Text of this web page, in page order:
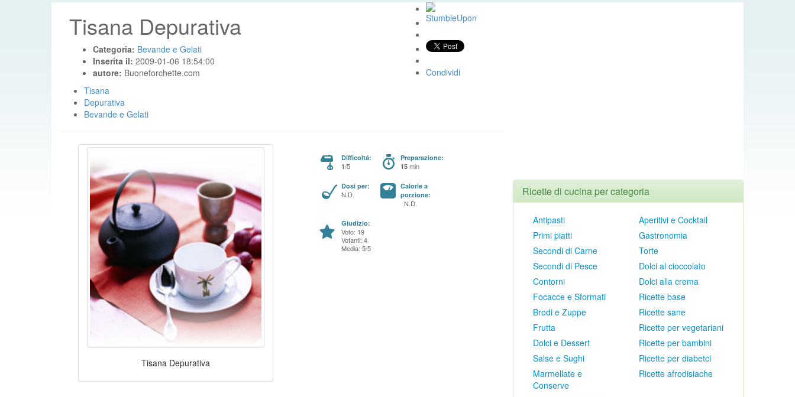
Tisana Depurativa
Categoria: Bevande e Gelati
Inserita il: 2009-01-06 18:54:00
autore: Buoneforchette.com
Condividi
Tisana
Depurativa
Bevande e Gelati
Tisana Depurativa
Difficoltá:
1/5
Preparazione:
15 min
Dosi per:
N.D.
Calorie a
porzione:
N.D.
Giudizio:
Voto: 19
Votanti: 4
Media: 5/5
Ricette di cucina per categoria
Antipasti
Primi piatti
Secondi di Carne
Secondi di Pesce
Contorni
Focacce e Sformati
Brodi e Zuppe
Frutta
Dolci e Dessert
Salse e Sughi
Marmellate e
Conserve
Aperitivi e Cocktail
Gastronomia
Torte
Dolci al cioccolato
Dolci alla crema
Ricette base
Ricette sane
Ricette per vegetariani
Ricette per bambini
Ricette per diabetci
Ricette afrodisiache